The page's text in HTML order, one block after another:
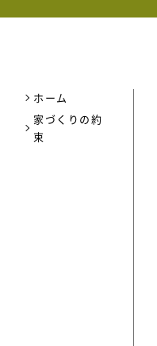
ホーム
家づくりの約
束